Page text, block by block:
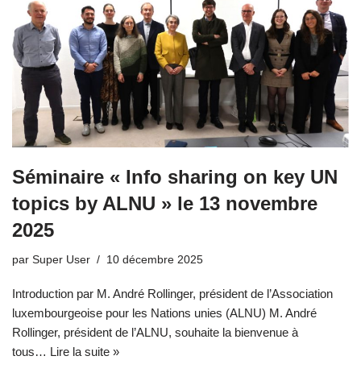
Séminaire « Info sharing on key UN
topics by ALNU » le 13 novembre
2025
par Super User 10 décembre 2025
Introduction par M. André Rollinger, président de l’Association
luxembourgeoise pour les Nations unies (ALNU) M. André
Rollinger, président de l’ALNU, souhaite la bienvenue à
tous… Lire la suite »